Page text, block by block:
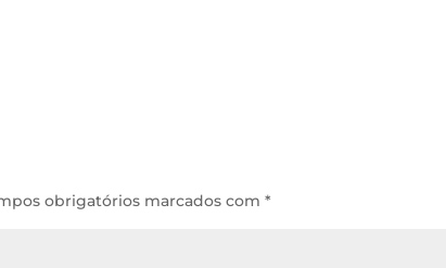
obrigatórios marcados com*